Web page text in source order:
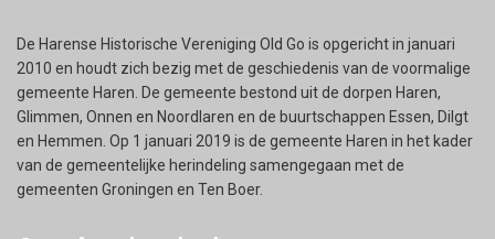
De Harense Historische Vereniging Old Go is opgericht in januari
2010 en houdt zich bezig met de geschiedenis van de voormalige
gemeente Haren. De gemeente bestond uit de dorpen Haren,
Glimmen, Onnen en Noordlaren en de buurtschappen Essen, Dilgt
en Hemmen. Op 1 januari 2019 is de gemeente Haren in het kader
van de gemeentelijke herindeling samengegaan met de
gemeenten Groningen en Ten Boer.